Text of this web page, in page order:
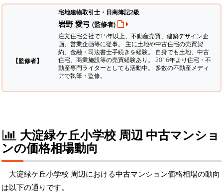
【監修者】
宅地建物取引士・日商簿記2級
岩野 愛弓 (監修者)
注文住宅会社で15年以上、不動産売買、建築デザイン企
画、営業企画等に従事。 主に土地や中古住宅の売買契
約、金融・司法書士手続きを経験。 自身でも土地、中古
住宅、商業施設等の売買経験あり。 2016年より住宅・不
動産専門ライターとしても活動中。 多数の不動産メディ
アで執筆・監修。
大淀緑ケ丘小学校 周辺 中古マンショ
ンの価格相場動向
大淀緑ケ丘小学校 周辺における中古マンション価格相場の動向
は以下の通りです。